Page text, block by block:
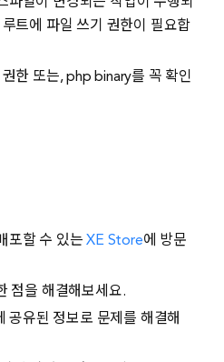
트에 파일 쓰기 권한이 필요합
한 또는, php binary를 꼭 확인
포할 수 있는XE Store에 방문
점을 해결해보세요.
공유된 정보로 문제를 해결해